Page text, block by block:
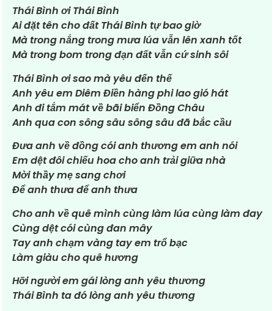
Thái Bình ơi Thái Bình
Ai đặt tên cho đất Thái Bình tự bao giờ
Mà trong nắng trong mưa lúa vẫn lên xanh tốt
Mà trong bom trong đạn đất vẫn cứ sinh sôi
Thái Bình ơi sao mà yêu đến thế
Anh yêu em Diêm Điền hàng phi lao gió hát
Anh đi tắm mát về bãi biển Đồng Châu
Anh qua con sông sâu sông sâu đã bắc cầu
Đưa anh về đồng cói anh thương em anh nói
Em dệt đôi chiếu hoa cho anh trải giữa nhà
Mời thầy mẹ sang chơi
Để anh thưa để anh thưa
Cho anh về quê mình cùng làm lúa cùng làm đay
Cùng dệt cói cùng đan mây
Tay anh chạm vàng tay em trổ bạc
Làm giàu cho quê hương
Hỡi người em gái lòng anh yêu thương
Thái Bình ta đó lòng anh yêu thương